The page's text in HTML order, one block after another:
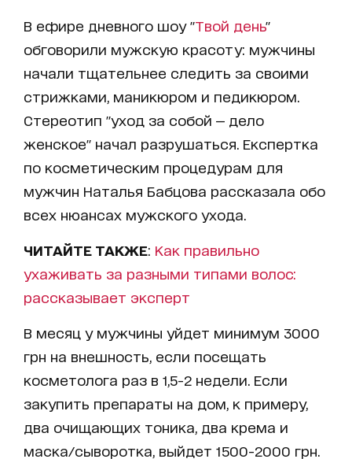
В ефире дневного шоу "Твой день"
обговорили мужскую красоту: мужчины
начали тщательнее следить за своими
стрижками, маникюром и педикюром.
Стереотип "уход за собой — дело
женское" начал разрушаться. Експертка
по косметическим процедурам для
мужчин Наталья Бабцова рассказала обо
всех нюансах мужского ухода.
ЧИТАЙТЕ ТАКЖЕ: Как правильно
ухаживать за разными типами волос:
рассказывает эксперт
В месяц у мужчины уйдет минимум 3000
грн на внешность, если посещать
косметолога раз в 1,5-2 недели. Если
закупить препараты на дом, к примеру,
два очищающих тоника, два крема и
маска/сыворотка, выйдет 1500-2000 грн.